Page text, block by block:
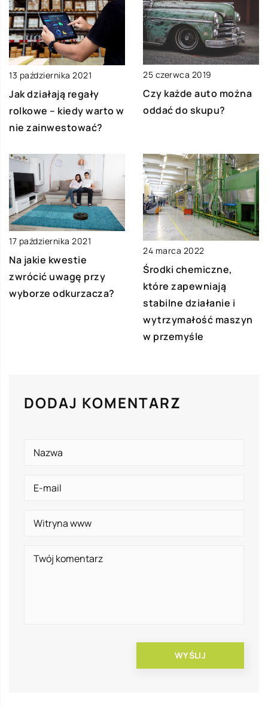
13 października 2021
Jak działają regały
rolkowe – kiedy warto w
nie zainwestować?
25 czerwca 2019
Czy każde auto można
oddać do skupu?
17 października 2021
Na jakie kwestie
zwrócić uwagę przy
wyborze odkurzacza?
24 marca 2022
Środki chemiczne,
które zapewniają
stabilne działanie i
wytrzymałość maszyn
w przemyśle
DODAJ KOMENTARZ